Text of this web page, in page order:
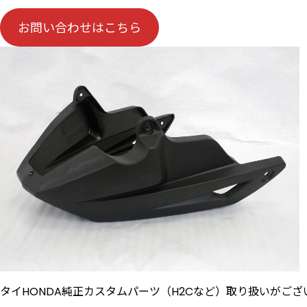
お問い合わせはこちら
タイHONDA純正カスタムパーツ（H2Cなど）取り扱いがござ